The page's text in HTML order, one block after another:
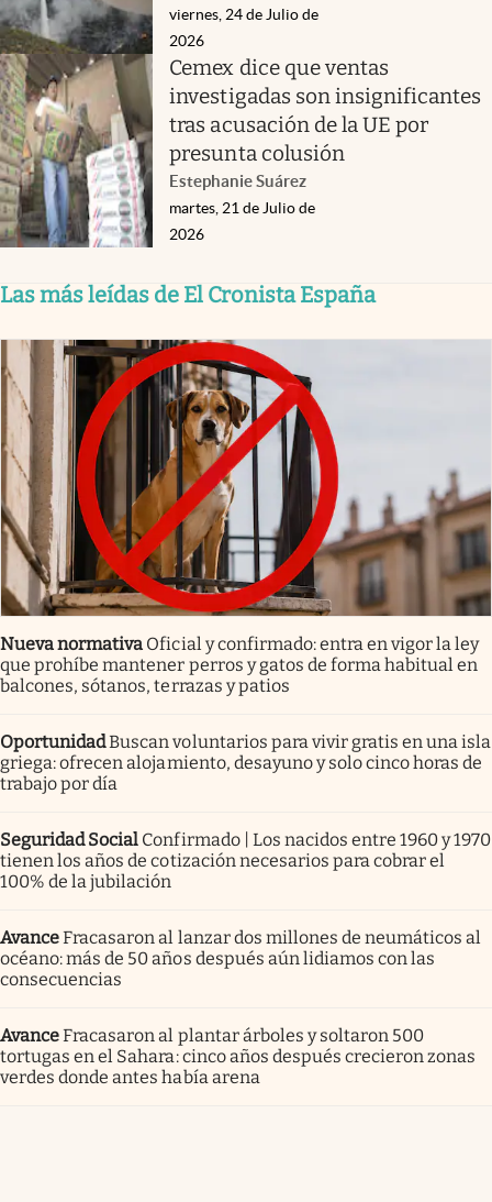
viernes, 24 de Julio de
2026
Cemex dice que ventas
investigadas son insignificantes
tras acusación de la UE por
presunta colusión
Estephanie Suárez
martes, 21 de Julio de
2026
Las más leídas de El Cronista España
Nueva normativa Oficial y confirmado: entra en vigor la ley
que prohíbe mantener perros y gatos de forma habitual en
balcones, sótanos, terrazas y patios
OportunidadBuscan voluntarios para vivir gratis en una isla
griega: ofrecen alojamiento, desayuno y solo cinco horas de
trabajo por día
Seguridad Social Confirmado | Los nacidos entre 1960 y 1970
tienen los años de cotización necesarios para cobrar el
100% de la jubilación
AvanceFracasaron al lanzar dos millones de neumáticos al
océano: más de 50 años después aún lidiamos con las
consecuencias
AvanceFracasaron al plantar árboles y soltaron 500
tortugas en el Sahara: cinco años después crecieron zonas
verdes donde antes había arena